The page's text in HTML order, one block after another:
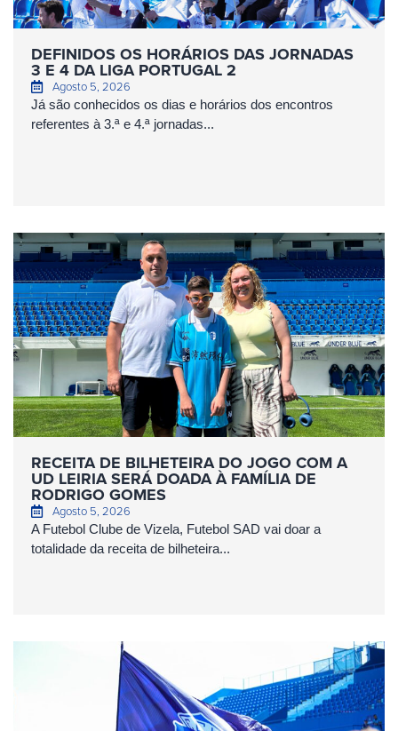
DEFINIDOS OS HORÁRIOS DAS JORNADAS
3 E 4 DA LIGA PORTUGAL 2
Agosto 5, 2026
Já são conhecidos os dias e horários dos encontros
referentes à 3.ª e 4.ª jornadas...
RECEITA DE BILHETEIRA DO JOGO COM A
UD LEIRIA SERÁ DOADA À FAMÍLIA DE
RODRIGO GOMES
Agosto 5, 2026
A Futebol Clube de Vizela, Futebol SAD vai doar a
totalidade da receita de bilheteira...